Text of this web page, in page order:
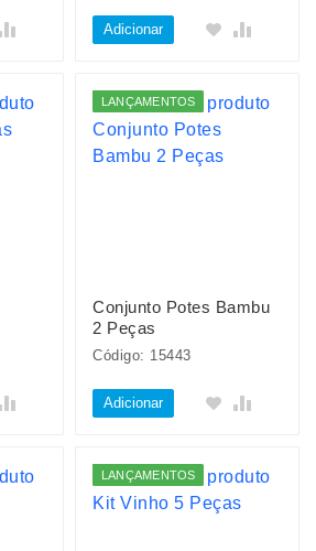
Adicionar
LANÇAMENTOS
Conjunto Potes Bambu
2 Peças
Código: 15443
Adicionar
LANÇAMENTOS